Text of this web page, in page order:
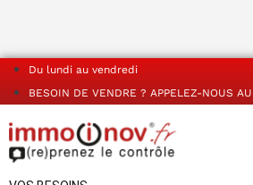
Du lundi au vendredi
BESOIN DE VENDRE ? APPELEZ-NOUS